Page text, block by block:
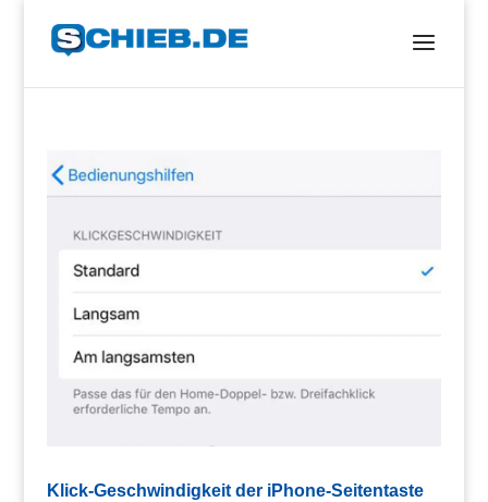
Klick-Geschwindigkeit der iPhone-Seitentaste